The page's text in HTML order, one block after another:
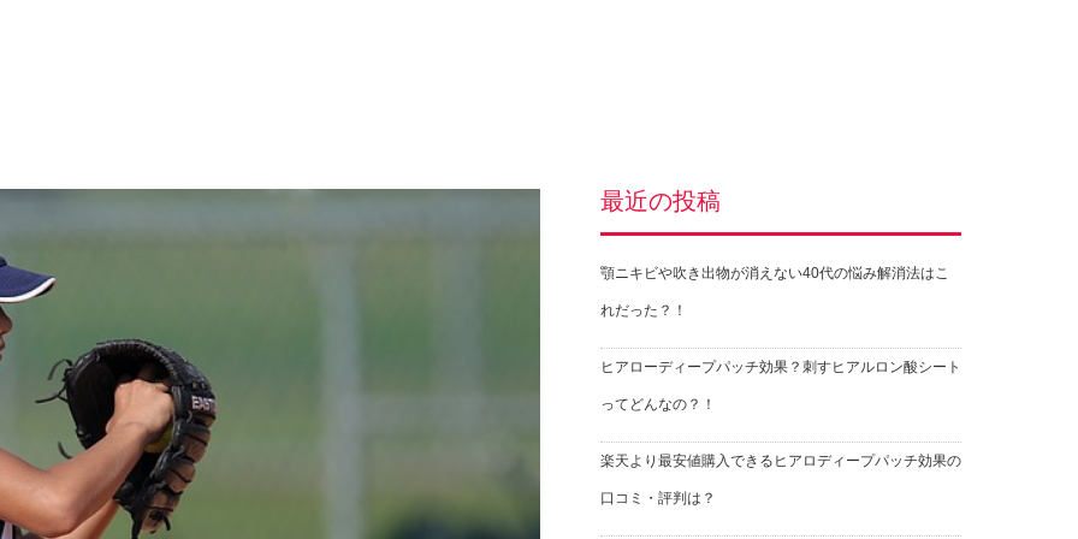
最近の投稿
顎ニキビや吹き出物が消えない40代の悩み解消法はこ
れだった？！
ヒアローディープパッチ効果？刺すヒアルロン酸シート
ってどんなの？！
楽天より最安値購入できるヒアロディープパッチ効果の
口コミ・評判は？